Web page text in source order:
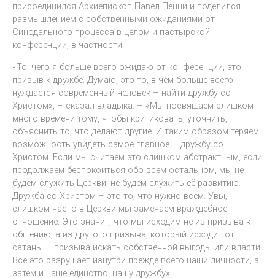
присоединился Архиепископ Павел Пецци и поделился
размышлением с собственными ожиданиями от
Синодального процесса в целом и пастырской
конференции, в частности.
«То, чего я больше всего ожидаю от конференции, это
призыв к дружбе. Думаю, это то, в чем больше всего
нуждается современный человек – найти дружбу со
Христом», – сказал владыка. – «Мы посвящаем слишком
много времени тому, чтобы критиковать, уточнить,
объяснить то, что делают другие. И таким образом теряем
возможность увидеть самое главное – дружбу со
Христом. Если мы считаем это слишком абстрактным, если
продолжаем беспокоиться обо всем остальном, мы не
будем служить Церкви, не будем служить её развитию.
Дружба со Христом – это то, что нужно всем. Увы,
слишком часто в Церкви мы замечаем враждебное
отношение. Это значит, что мы исходим не из призыва к
общению, а из другого призыва, который исходит от
сатаны – призыва искать собственной выгоды или власти.
Всё это разрушает изнутри прежде всего наши личности, а
затем и наше единство, нашу дружбу».